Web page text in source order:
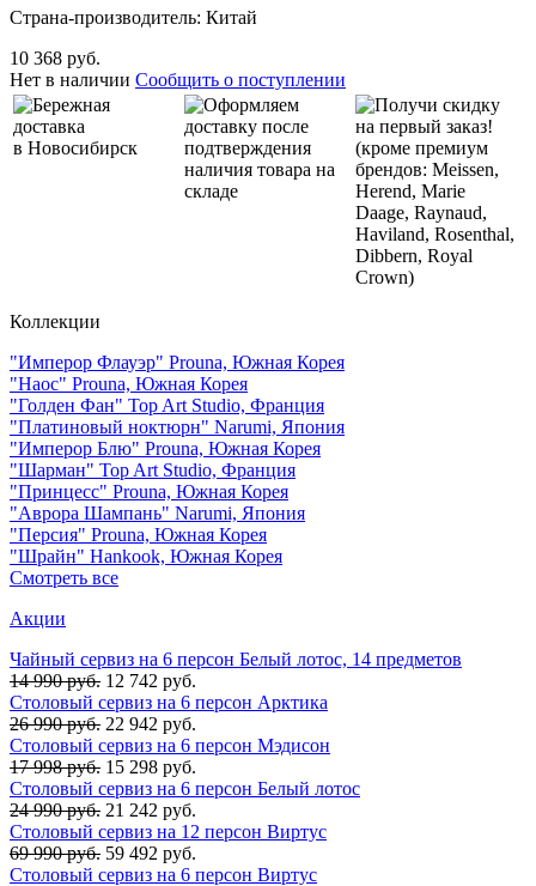
Страна-производитель: Китай
10 368 руб.
Нет в наличии Сообщить о поступлении
Бережная
доставка
в Новосибирск
Оформляем
доставку после
подтверждения
наличия товара на
складе
Получи скидку
на первый заказ!
(кроме премиум
брендов: Meissen,
Herend, Marie
Daage, Raynaud,
Haviland, Rosenthal,
Dibbern, Royal
Crown)
Коллекции
"Имперор Флауэр" Prouna, Южная Корея
"Наос" Prouna, Южная Корея
"Голден Фан" Top Art Studio, Франция
"Платиновый ноктюрн" Narumi, Япония
"Имперор Блю" Prouna, Южная Корея
"Шарман" Top Art Studio, Франция
"Принцесс" Prouna, Южная Корея
"Аврора Шампань" Narumi, Япония
"Персия" Prouna, Южная Корея
"Шрайн" Hankook, Южная Корея
Смотреть все
Акции
Чайный сервиз на 6 персон Белый лотос, 14 предметов
14 990 руб. 12 742 руб.
Столовый сервиз на 6 персон Арктика
26 990 руб. 22 942 руб.
Столовый сервиз на 6 персон Мэдисон
17 998 руб. 15 298 руб.
Столовый сервиз на 6 персон Белый лотос
24 990 руб. 21 242 руб.
Столовый сервиз на 12 персон Виртус
69 990 руб. 59 492 руб.
Столовый сервиз на 6 персон Виртус